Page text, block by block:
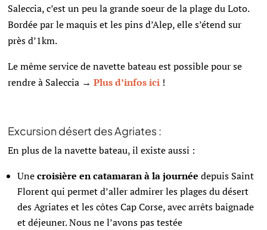
Saleccia, c’est un peu la grande soeur de la plage du Loto.
Bordée par le maquis et les pins d’Alep, elle s’étend sur
près d’1km.
Le même service de navette bateau est possible pour se
rendre à Saleccia →Plus d’infos ici !
Excursion désert des Agriates :
En plus de la navette bateau, il existe aussi :
Unecroisière en catamaran à la journée depuis Saint
Florent qui permet d’aller admirer les plages du désert
des Agriates et les côtes Cap Corse, avec arrêts baignade
et déjeuner. Nous ne l’avons pas testée